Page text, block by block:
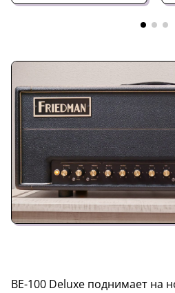
BE-100 Deluxe поднимает на